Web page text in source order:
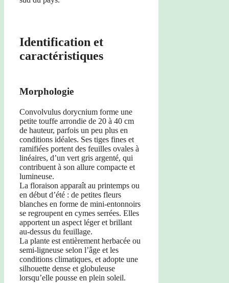
Identification et
caractéristiques
Morphologie
Convolvulus dorycnium forme une
petite touffe arrondie de 20 à 40 cm
de hauteur, parfois un peu plus en
conditions idéales. Ses tiges fines et
ramifiées portent des feuilles ovales à
linéaires, d’un vert gris argenté, qui
contribuent à son allure compacte et
lumineuse.
La floraison apparaît au printemps ou
en début d’été : de petites fleurs
blanches en forme de mini-entonnoirs
se regroupent en cymes serrées. Elles
apportent un aspect léger et brillant
au-dessus du feuillage.
La plante est entièrement herbacée ou
semi-ligneuse selon l’âge et les
conditions climatiques, et adopte une
silhouette dense et globuleuse
lorsqu’elle pousse en plein soleil.